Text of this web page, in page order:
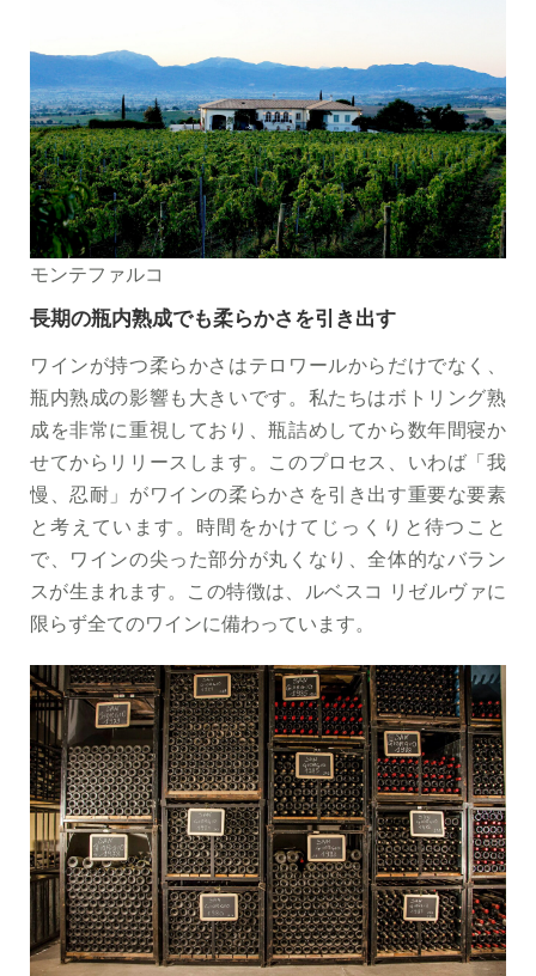
モンテファルコ
長期の瓶内熟成でも柔らかさを引き出す
ワインが持つ柔らかさはテロワールからだけでなく、
瓶内熟成の影響も大きいです。私たちはボトリング熟
成を非常に重視しており、瓶詰めしてから数年間寝か
せてからリリースします。このプロセス、いわば「我
慢、忍耐」がワインの柔らかさを引き出す重要な要素
と考えています。時間をかけてじっくりと待つこと
で、ワインの尖った部分が丸くなり、全体的なバラン
スが生まれます。この特徴は、ルベスコ リゼルヴァに
限らず全てのワインに備わっています。